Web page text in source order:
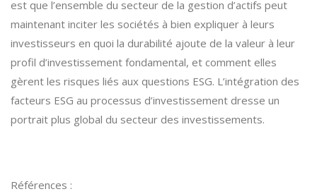
est que l’ensemble du secteur de la gestion d’actifs peut
maintenant inciter les sociétés à bien expliquer à leurs
investisseurs en quoi la durabilité ajoute de la valeur à leur
profil d’investissement fondamental, et comment elles
gèrent les risques liés aux questions ESG. L’intégration des
facteurs ESG au processus d’investissement dresse un
portrait plus global du secteur des investissements.
Références :